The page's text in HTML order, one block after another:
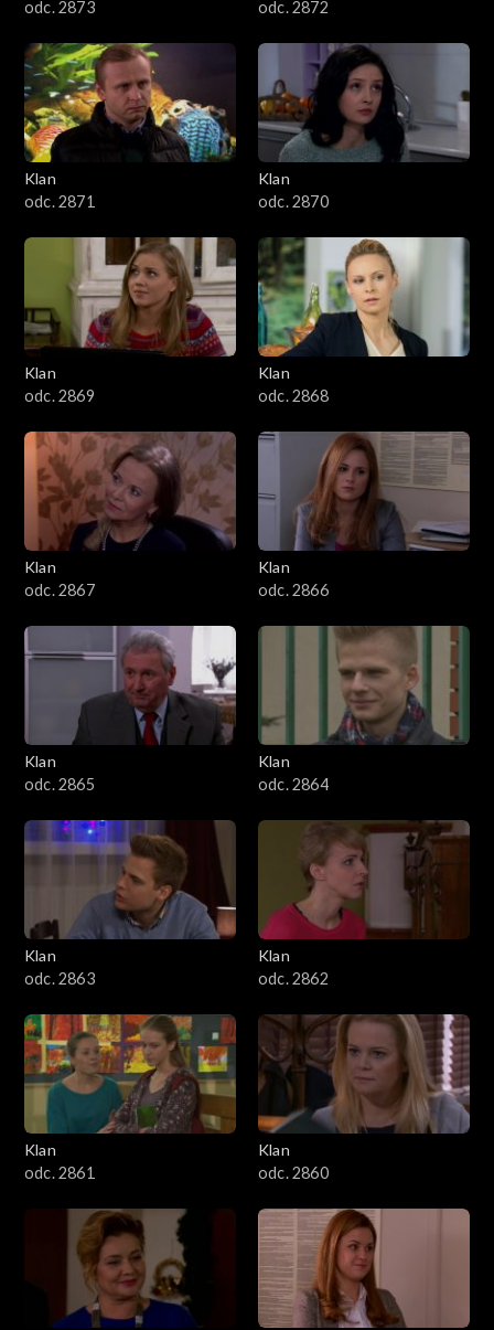
odc. 2873 odc. 2872
Klan
odc. 2871
Klan
odc. 2870
Klan
odc. 2869
Klan
odc. 2868
Klan
odc. 2867
Klan
odc. 2866
Klan
odc. 2865
Klan
odc. 2864
Klan
odc. 2863
Klan
odc. 2862
Klan
odc. 2861
Klan
odc. 2860